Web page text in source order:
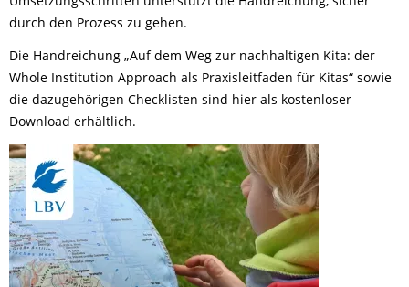
durch den Prozess zu gehen.
Die Handreichung „Auf dem Weg zur nachhaltigen Kita: der
Whole Institution Approach als Praxisleitfaden für Kitas“ sowie
die dazugehörigen Checklisten sind hier als kostenloser
Download erhältlich.